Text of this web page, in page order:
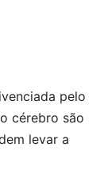
pelo
cérebro são
levar a